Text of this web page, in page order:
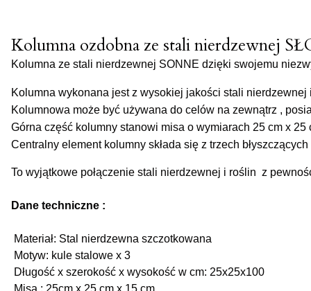
Kolumna ozdobna ze stali nierdzewnej
Kolumna ze stali nierdzewnej SONNE dzięki swojemu
Kolumna wykonana jest z wysokiej jakości stali
Kolumnowa może być używana do celów na zewnątrz ,
Górna część kolumny stanowi misa o wymiarach 25 cm x
Centralny element kolumny składa się z trzech
To wyjątkowe połączenie stali nierdzewnej i roślin  z
Dane techniczne :
Długość x szerokość x wysokość w cm: 25x25x100
Misa : 25cm x 25 cm x 15 cm